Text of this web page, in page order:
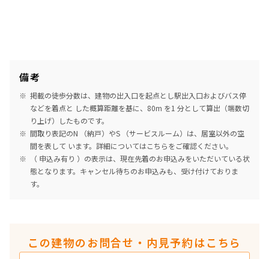
備考
掲載の徒歩分数は、建物の出入口を起点とし駅出入口およびバス停
などを着点と した概算距離を基に、80m を1 分として算出（端数切
り上げ）したものです。
間取り表記のN （納戸）やS （サービスルーム）は、居室以外の空
間を表して います。詳細についてはこちらをご確認ください。
（ 申込み有り ）の表示は、現在先着のお申込みをいただいている状
態となります。キャンセル待ちのお申込みも、受け付けておりま
す。
この建物のお問合せ・内見予約はこちら